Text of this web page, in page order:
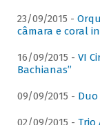
23/09/2015 -
câmara e coral
16/09/2015 - VI
Bachianas”
09/09/2015 -